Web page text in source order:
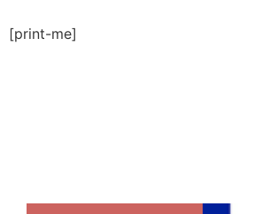
[print-me]